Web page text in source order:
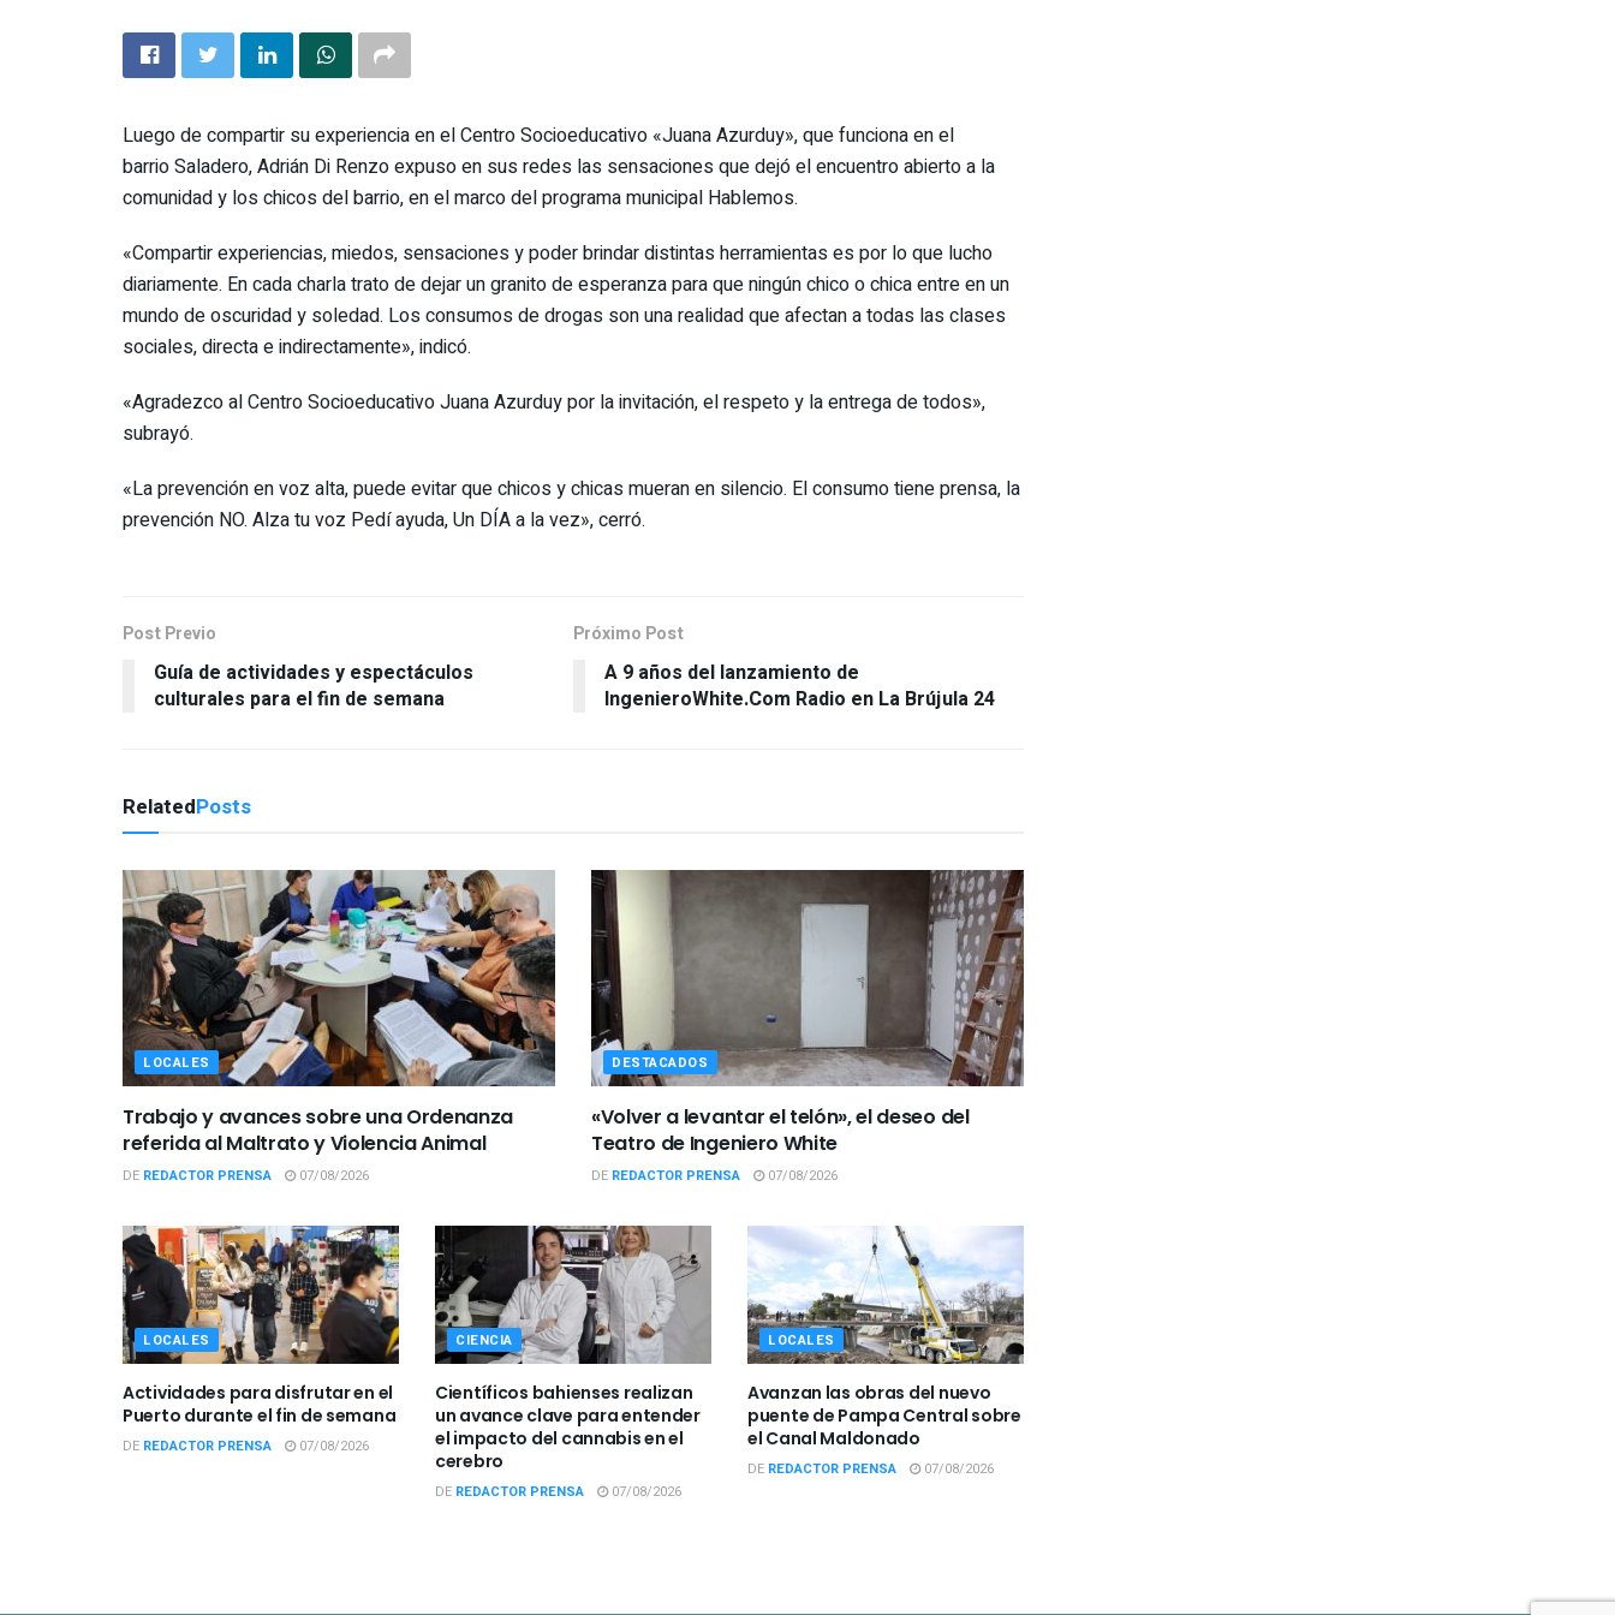
Luego de compartir su experiencia en el Centro Socioeducativo «Juana Azurduy», que funciona en el
barrio Saladero, Adrián Di Renzo expuso en sus redes las sensaciones que dejó el encuentro abierto a la
comunidad y los chicos del barrio, en el marco del programa municipal Hablemos.
«Compartir experiencias, miedos, sensaciones y poder brindar distintas herramientas es por lo que lucho
diariamente. En cada charla trato de dejar un granito de esperanza para que ningún chico o chica entre en un
mundo de oscuridad y soledad. Los consumos de drogas son una realidad que afectan a todas las clases
sociales, directa e indirectamente», indicó.
«Agradezco al Centro Socioeducativo Juana Azurduy por la invitación, el respeto y la entrega de todos»,
subrayó.
«La prevención en voz alta, puede evitar que chicos y chicas mueran en silencio. El consumo tiene prensa, la
prevención NO. Alza tu voz Pedí ayuda, Un DÍA a la vez», cerró.
Post Previo
Guía de actividades y espectáculos
culturales para el fin de semana
Próximo Post
A 9 años del lanzamiento de
IngenieroWhite.Com Radio en La Brújula 24
RelatedPosts
LOCALES
Trabajo y avances sobre una Ordenanza
referida al Maltrato y Violencia Animal
DE REDACTOR PRENSA 07/08/2026
DESTACADOS
«Volver a levantar el telón», el deseo del
Teatro de Ingeniero White
DE REDACTOR PRENSA 07/08/2026
LOCALES
Actividades para disfrutar en el
Puerto durante el fin de semana
DE REDACTOR PRENSA 07/08/2026
CIENCIA
Científicos bahienses realizan
un avance clave para entender
el impacto del cannabis en el
cerebro
DE REDACTOR PRENSA 07/08/2026
LOCALES
Avanzan las obras del nuevo
puente de Pampa Central sobre
el Canal Maldonado
DE REDACTOR PRENSA 07/08/2026